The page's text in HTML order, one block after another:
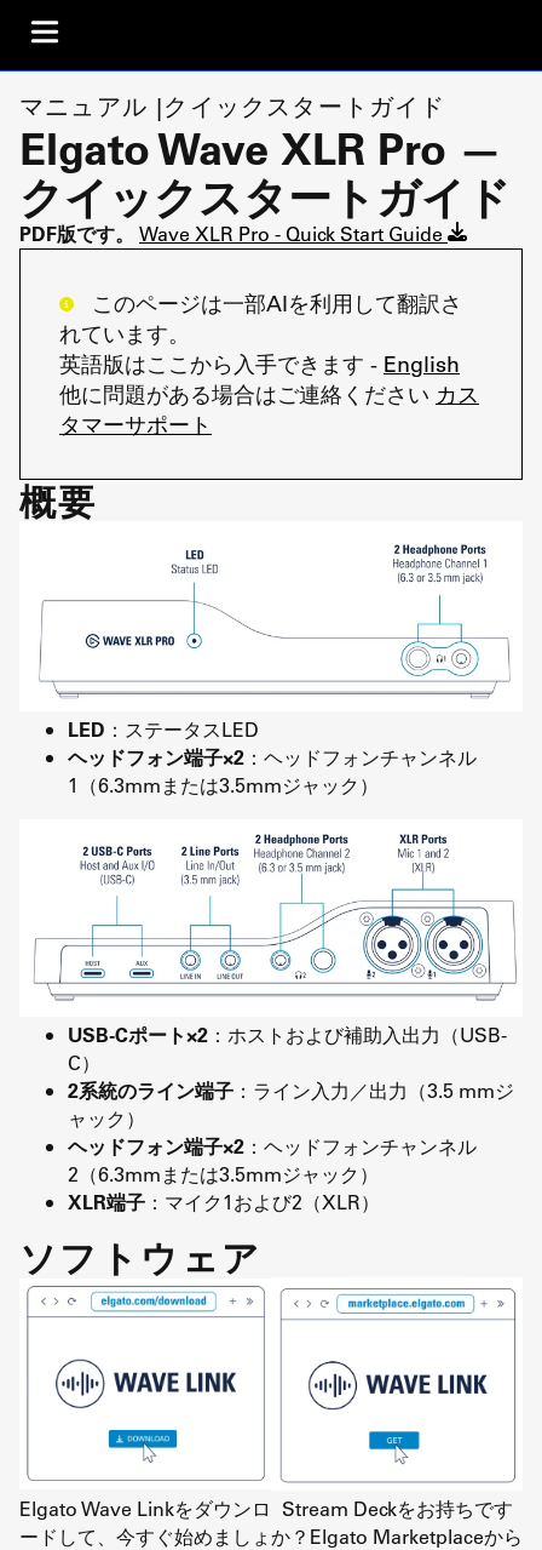
マニュアル |クイックスタートガイド
Elgato Wave XLR Pro —
クイックスタートガイド
PDF版です。 Wave XLR Pro - Quick Start Guide
このページは一部AIを利用して翻訳さ
れています。
英語版はここから入手できます - English
他に問題がある場合はご連絡ください カス
タマーサポート
概要
LED ：ステータスLED
ヘッドフォン端子×2 ：ヘッドフォンチャンネル
1（6.3mmまたは3.5mmジャック）
USB-Cポート×2 ：ホストおよび補助入出力（USB-
C）
2系統のライン端子 ：ライン入力／出力（3.5 mmジ
ャック）
ヘッドフォン端子×2 ：ヘッドフォンチャンネル
2（6.3mmまたは3.5mmジャック）
XLR端子 ：マイク1および2（XLR）
ソフトウェア
Elgato Wave Linkをダウンロ
ードして、今すぐ始めましょ
Stream Deckをお持ちです
か？Elgato Marketplaceから